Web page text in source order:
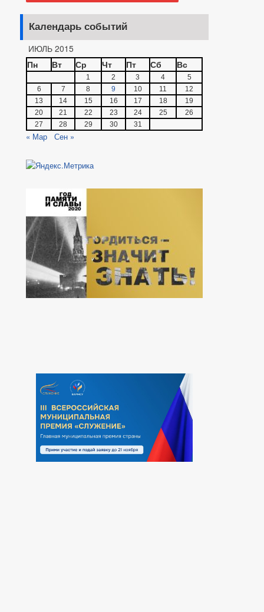
Календарь событий
ИЮЛЬ 2015
Пн
Вт Ср Чт Пт Сб Вс
1 2 3 4
5
6
7 8 9 10 11
12
13
14 15 16 17 18
19
20
21 22 23 24 25
26
27
28 29 30 31
« Мар Сен »